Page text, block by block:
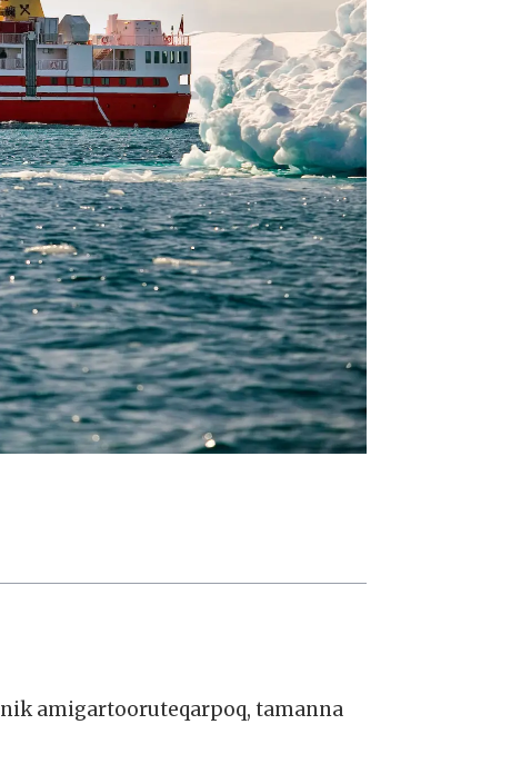
amigartooruteqarpoq, tamanna